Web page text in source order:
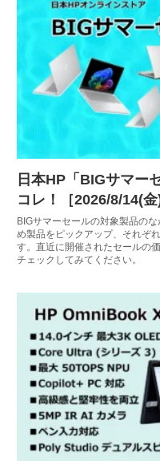
日本HP「BIGサマー
コレ！［2026/8/14(金
BIGサマーセールの対象製品の
め製品をピックアップ、それぞ
す。直近に開催されたセールの
チェックしてみてください。